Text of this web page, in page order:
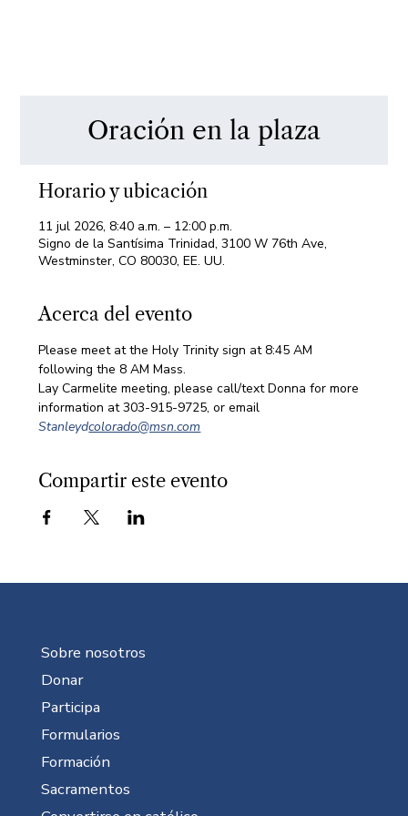
Oración en la plaza
Horario y ubicación
11 jul 2026, 8:40 a.m. – 12:00 p.m.
Signo de la Santísima Trinidad, 3100 W 76th Ave,
Westminster, CO 80030, EE. UU.
Acerca del evento
Please meet at the Holy Trinity sign at 8:45 AM
following the 8 AM Mass.
Lay Carmelite meeting, please call/text Donna for more
information at 303-915-9725, or email
Stanleydcolorado@msn.com
Compartir este evento
Sobre nosotros
Donar
Participa
Formularios
Formación
Sacramentos